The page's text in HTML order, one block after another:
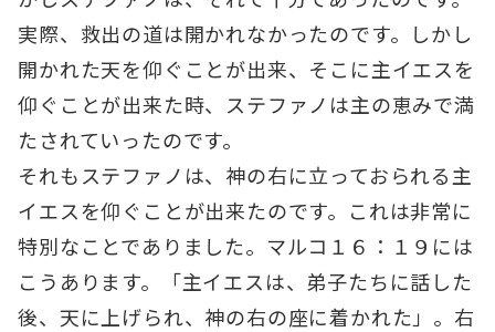
実際、救出の道は開かれなかったのです。しかし
開かれた天を仰ぐことが出来、そこに主イエスを
仰ぐことが出来た時、ステファノは主の恵みで満
たされていったのです。
それもステファノは、神の右に立っておられる主
イエスを仰ぐことが出来たのです。これは非常に
特別なことでありました。マルコ１６：１９には
こうあります。「主イエスは、弟子たちに話した
後、天に上げられ、神の右の座に着かれた」。右